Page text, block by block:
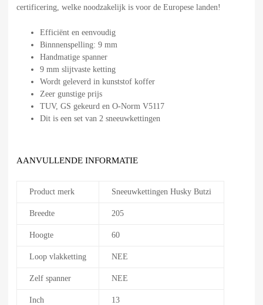
certificering, welke noodzakelijk is voor de Europese landen!
Efficiënt en eenvoudig
Binnnenspelling: 9 mm
Handmatige spanner
9 mm slijtvaste ketting
Wordt geleverd in kunststof koffer
Zeer gunstige prijs
TUV, GS gekeurd en O-Norm V5117
Dit is een set van 2 sneeuwkettingen
AANVULLENDE INFORMATIE
Product merk Sneeuwkettingen Husky Butzi
Breedte 205
Hoogte 60
Loop vlakketting NEE
Zelf spanner NEE
Inch 13